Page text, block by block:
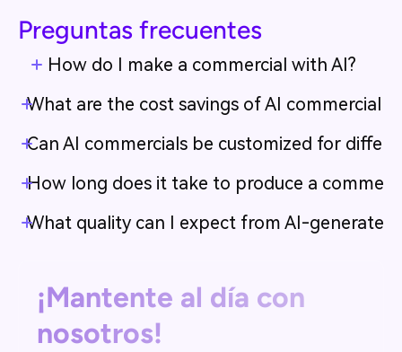
Preguntas frecuentes
How do I make a commercial with AI?
What are the cost savings of AI commercial
Can AI commercials be customized for
How long does it take to produce a
What quality can I expect from AI-generated
¡Mantente al día con
nosotros!